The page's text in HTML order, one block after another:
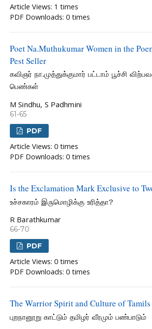
Article Views: 1 times
PDF Downloads: 0 times
Poet Na.Muthukumar Women in the
Pest Seller
கவிஞர் நா.முத்துக்குமார் பட்டாம் பூச்சி
பெண்கள்
M Sindhu, S Padhmini
61-65
PDF
Article Views: 0 times
PDF Downloads: 0 times
Is the Exclamation Mark Exclusive to
உச்சகாரம் இருமொழிக்கு உரித்தா?
R Barathkumar
66-70
PDF
Article Views: 0 times
PDF Downloads: 0 times
The Warrior Spirit and Culture of
புறநானூறு காட்டும் தமிழர் வீரமும் பண்பாடும்